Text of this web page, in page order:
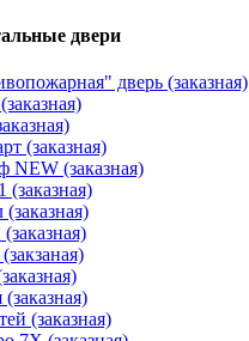
двери
дверь (заказная)
(заказная)
NEW (заказная)
(заказная)
(заказная)
(заказная)